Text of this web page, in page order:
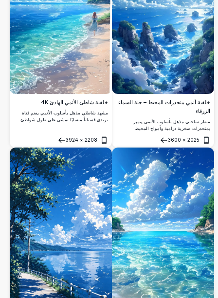
خلفية أنمي منحدرات المحيط – جنة السماء
الزرقاء
منظر ساحلي مذهل بأسلوب الأنمي يتميز
بمنحدرات صخرية درامية وأمواج المحيط
زرقاء زاهية. تحلق الطيور بحرية في هذه الخلفية
الخلابة بدقة 4K عالية الوضوح.
2025
×
3600
فتح
خلفية شاطئ الأنمي الهادئ 4K
مشهد شاطئي مذهل بأسلوب الأنمي يضم فتاة
ترتدي فستاناً منسابًا تمشي على طول شواطئ
2208
×
3924
فتح